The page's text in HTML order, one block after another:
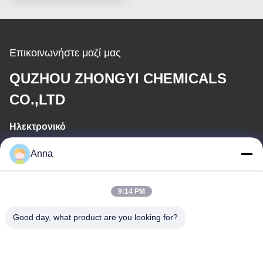
Επικοινωνήστε μαζί μας
QUZHOU ZHONGYI CHEMICALS
CO.,LTD
Ηλεκτρονικό
wfmbeide@163.com
Η διεύθυνσή μας
Anna
9:14 PM
Good day, what product are you looking for?